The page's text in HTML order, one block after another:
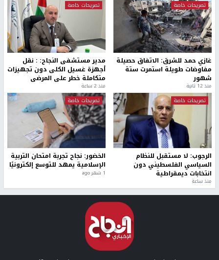
تصريحات خاصة
غازي حمد للشرق: الاتفاق حصيلة
مفاوضات طويلة استمرت ستة
شهور
منذ 12 ثانية
تصريحات خاصة
مدير مستشفى النجاح: : نقل
أجهزة غسيل الكلى دون تجهيزات
متكاملة خطر على المرضى
منذ 2 ساعة
تصريحات خاصة
الرجوب: لا مستقبل للنظام
السياسي الفلسطيني دون
انتخابات ديمقراطية
منذ ساعة
تصريحات خاصة
الخضور: نجاح تجربة امتحان التربية
الإسلامية يمهد للتوسع إلكترونيًا
1 شهر ago